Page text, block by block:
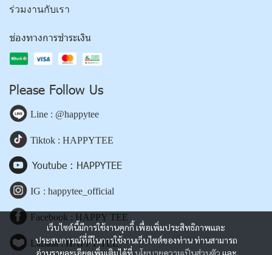
เว็บไซต์นี้มีการใช้งานคุกกี้ เพื่อเพิ่มประสิทธิภาพและ
ประสบการณ์ที่ดีในการใช้งานเว็บไซต์ของท่าน ท่านสามารถ
อ่านรายละเอียดเพิ่มเติมได้ที่ นโยบายความเป็นส่วนตัว และ
ร่วมงานกับเรา
ช่องทางการชำระเงิน
Please Follow Us
Line : @happytee
Tiktok : HAPPYTEE
Youtube : HAPPYTEE
IG : happytee_official
Facebook : HAPPY TEE
Lazada : HAPPY TEE